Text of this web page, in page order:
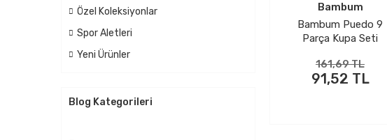
Özel Koleksiyonlar
Spor Aletleri
Yeni Ürünler
Blog Kategorileri
Bambum
Bambum Puedo 9
Parça Kupa Seti
161,69 TL
91,52 TL